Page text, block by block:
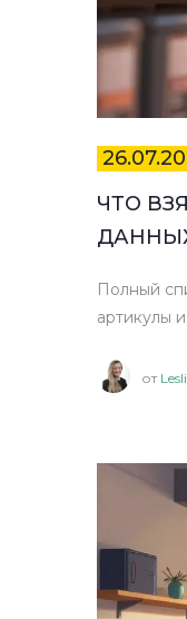
ЧТО
Полный
артикулы
от